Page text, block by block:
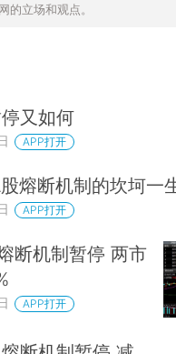
的立场和观点。
又如何
APP打开
熔断机制的坎坷一
APP打开
断机制暂停 两市
APP打开